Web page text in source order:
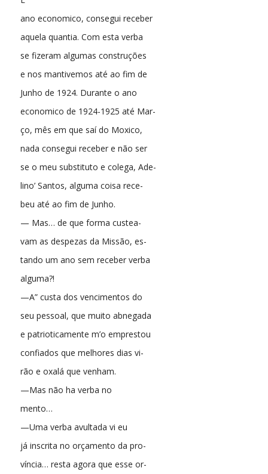
ano economico, consegui receber
aquela quantia. Com esta verba
se fizeram algumas construções
e nos mantivemos até ao fim de
Junho de 1924. Durante o ano
economico de 1924-1925 até Mar-
ço, mês em que saí do Moxico,
nada consegui receber e não ser
se o meu substituto e colega, Ade-
lino’ Santos, alguma coisa rece-
beu até ao fim de Junho.
— Mas… de que forma custea-
vam as despezas da Missão, es-
tando um ano sem receber verba
alguma?!
—A” custa dos vencimentos do
seu pessoal, que muito abnegada
e patrioticamente m’o emprestou
confiados que melhores dias vi-
rão e oxalá que venham.
—Mas não ha verba no
mento…
—Uma verba avultada vi eu
já inscrita no orçamento da pro-
víncia… resta agora que esse or-